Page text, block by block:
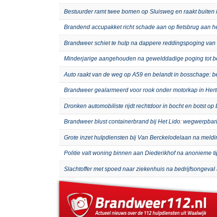
Bestuurder ramt twee bomen op Sluisweg en raakt
Brandend accupakket richt schade aan op fietsbrug aan
Brandweer schiet te hulp na dappere reddingspoging
Minderjarige aangehouden na gewelddadige poging tot
Auto raakt van de weg op A59 en belandt in bosschage:
Brandweer gealarmeerd voor rook onder motorkap in
Dronken automobiliste rijdt rechtdoor in bocht en botst
Brandweer blust containerbrand bij Het Lido:
Grote inzet hulpdiensten bij Van Berckelodelaan na
Politie valt woning binnen aan Diederikhof na anonieme
Slachtoffer met spoed naar ziekenhuis na